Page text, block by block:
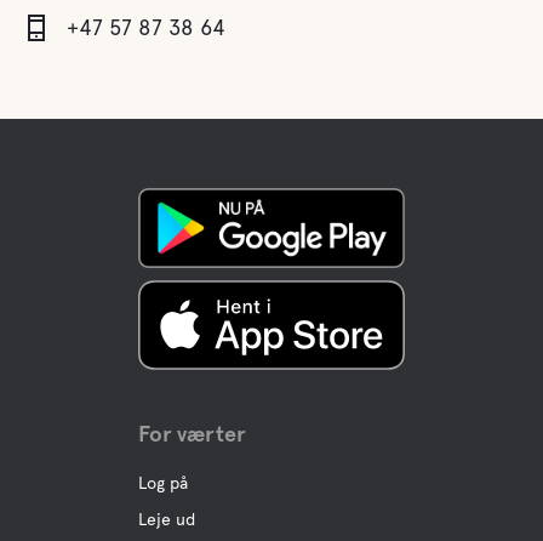
+47 57 87 38 64
For værter
Log på
Leje ud